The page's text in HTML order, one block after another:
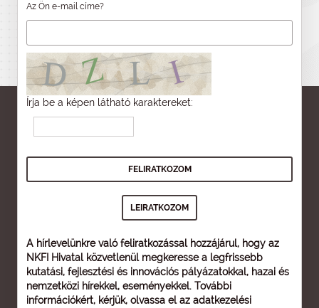
Az Ön e-mail címe?
Írja be a képen látható karaktereket:
A hírlevelünkre való feliratkozással hozzájárul, hogy az
NKFI Hivatal közvetlenül megkeresse a legfrissebb
kutatási, fejlesztési és innovációs pályázatokkal, hazai és
nemzetközi hírekkel, eseményekkel. További
információkért, kérjük, olvassa el az adatkezelési